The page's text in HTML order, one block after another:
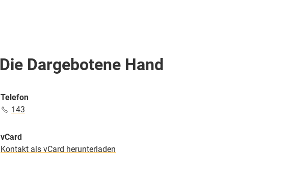
Die Dargebotene Hand
Telefon
143
vCard
Kontakt als vCard herunterladen